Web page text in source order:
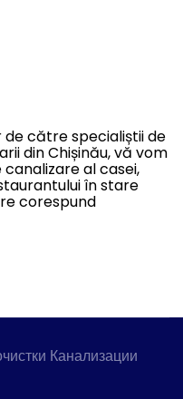
de către specialiștii de
din Chișinău, vă vom
al casei,
în stare
corespund
Канализации